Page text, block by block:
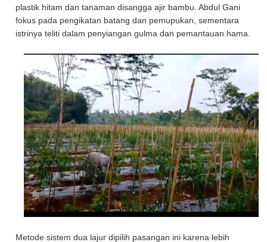
plastik hitam dan tanaman disangga ajir bambu. Abdul Gani
fokus pada pengikatan batang dan pemupukan, sementara
istrinya teliti dalam penyiangan gulma dan pemantauan hama.
Metode sistem dua lajur dipilih pasangan ini karena lebih